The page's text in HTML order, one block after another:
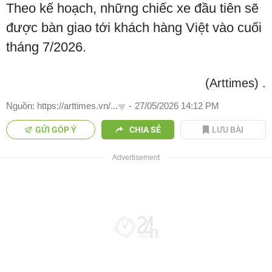
Theo kế hoạch, những chiếc xe đầu tiên sẽ
được bàn giao tới khách hàng Việt vào cuối
tháng 7/2026.
(Arttimes) .
Nguồn: https://arttimes.vn/... - 27/05/2026 14:12 PM
GỬI GÓP Ý CHIA SẺ LƯU BÀI